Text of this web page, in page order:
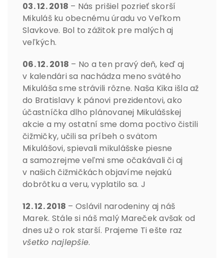
03. 12. 2018 – Nás prišiel pozrieť skorší
Mikuláš ku obecnému úradu vo Veľkom
Slavkove. Bol to zážitok pre malých aj
veľkých.
06. 12. 2018 – No a ten pravý deň, keď aj
v kalendári sa nachádza meno svätého
Mikuláša sme strávili rôzne. Naša Kika išla až
do Bratislavy k pánovi prezidentovi, ako
účastníčka dlho plánovanej Mikulášskej
akcie a my ostatní sme doma poctivo čistili
čižmičky, učili sa príbeh o svätom
Mikulášovi, spievali mikulášske piesne
a samozrejme veľmi sme očakávali či aj
v našich čižmičkách objavíme nejakú
dobrôtku a veru, vyplatilo sa. J
12. 12. 2018 – Oslávil narodeniny aj náš
Marek. Stále si náš malý Mareček avšak od
dnes už o rok starší. Prajeme Ti ešte raz
všetko najlepšie.